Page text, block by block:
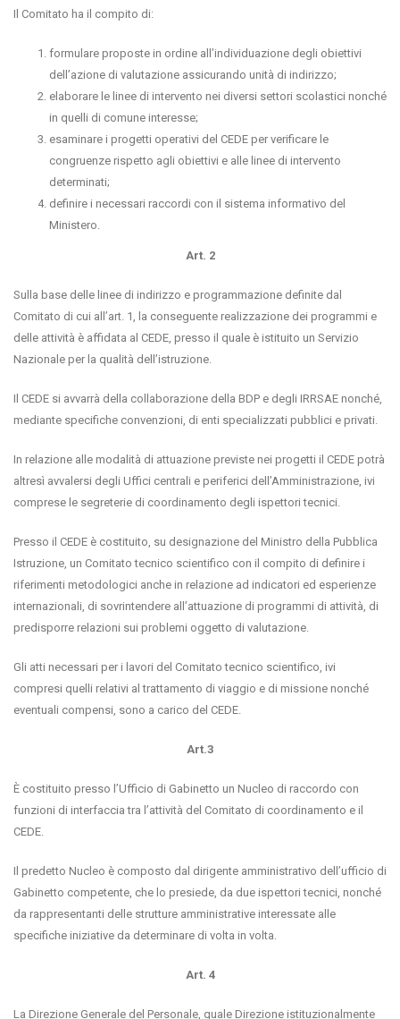
Il Comitato ha il compito di:
formulare proposte in ordine all’individuazione degli obiettivi
dell’azione di valutazione assicurando unità di indirizzo;
elaborare le linee di intervento nei diversi settori scolastici nonché
in quelli di comune interesse;
esaminare i progetti operativi del CEDE per verificare le
congruenze rispetto agli obiettivi e alle linee di intervento
determinati;
definire i necessari raccordi con il sistema informativo del
Ministero.
Art. 2
Sulla base delle linee di indirizzo e programmazione definite dal
Comitato di cui all’art. 1, la conseguente realizzazione dei programmi e
delle attività è affidata al CEDE, presso il quale è istituito un Servizio
Nazionale per la qualità dell’istruzione.
Il CEDE si avvarrà della collaborazione della BDP e degli IRRSAE nonché,
mediante specifiche convenzioni, di enti specializzati pubblici e privati.
In relazione alle modalità di attuazione previste nei progetti il CEDE potrà
altresì avvalersi degli Uffici centrali e periferici dell’Amministrazione, ivi
comprese le segreterie di coordinamento degli ispettori tecnici.
Presso il CEDE è costituito, su designazione del Ministro della Pubblica
Istruzione, un Comitato tecnico scientifico con il compito di definire i
riferimenti metodologici anche in relazione ad indicatori ed esperienze
internazionali, di sovrintendere all’attuazione di programmi di attività, di
predisporre relazioni sui problemi oggetto di valutazione.
Gli atti necessari per i lavori del Comitato tecnico scientifico, ivi
compresi quelli relativi al trattamento di viaggio e di missione nonché
eventuali compensi, sono a carico del CEDE.
Art.3
È costituito presso l’Ufficio di Gabinetto un Nucleo di raccordo con
funzioni di interfaccia tra l’attività del Comitato di coordinamento e il
CEDE.
Il predetto Nucleo è composto dal dirigente amministrativo dell’ufficio di
Gabinetto competente, che lo presiede, da due ispettori tecnici, nonché
da rappresentanti delle strutture amministrative interessate alle
specifiche iniziative da determinare di volta in volta.
Art. 4
La Direzione Generale del Personale, quale Direzione istituzionalmente